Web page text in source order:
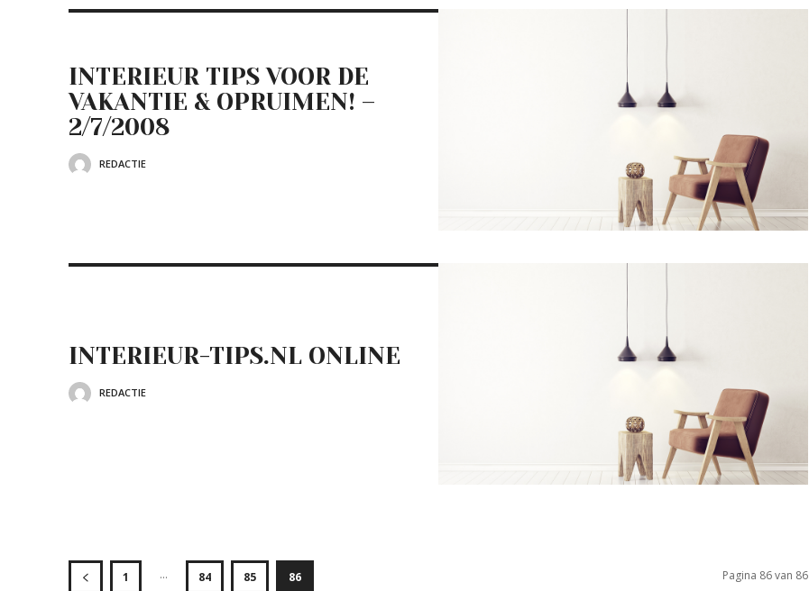
INTERIEUR TIPS VOOR DE
VAKANTIE & OPRUIMEN! –
2/7/2008
REDACTIE
INTERIEUR-TIPS.NL ONLINE
REDACTIE
1 ... 84 85 86 Pagina 86 van 86